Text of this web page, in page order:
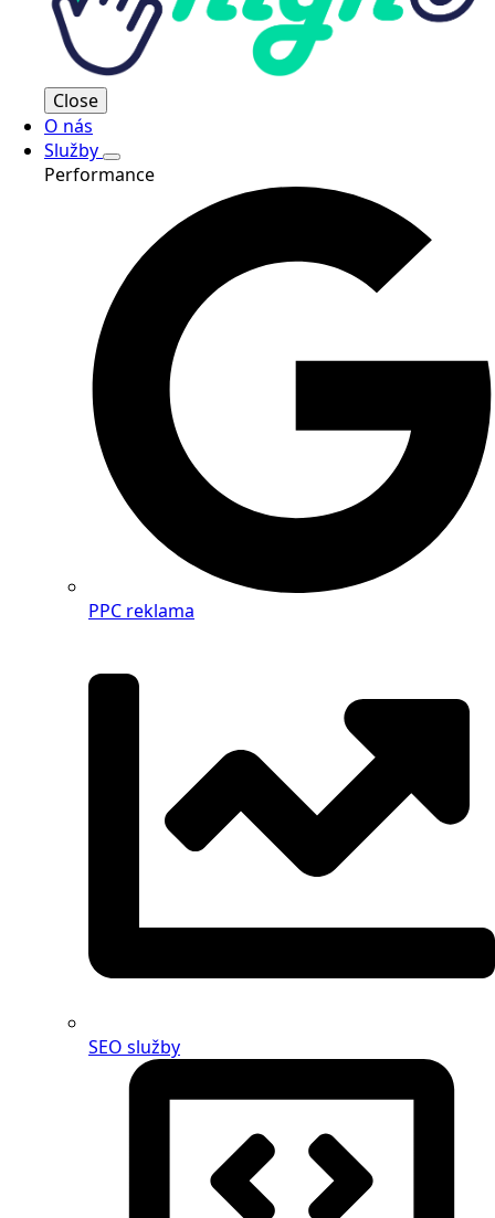
Close
O nás
Služby
Performance
PPC reklama
SEO služby